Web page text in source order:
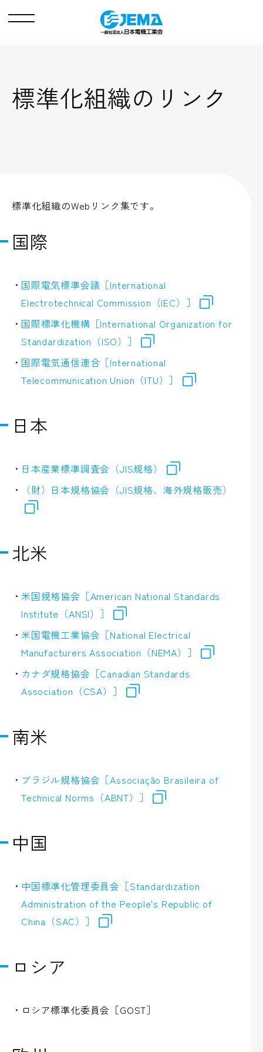
メ
標準化組織のリンク
標準化組織のWebリンク集です。
国際
国際電気標準会議［International
Electrotechnical Commission（IEC）］
国際標準化機構［International Organization for
Standardization（ISO）］
国際電気通信連合［International
Telecommunication Union（ITU）］
日本
日本産業標準調査会（JIS規格）
（財）日本規格協会（JIS規格、海外規格販売）
北米
米国規格協会［American National Standards
Institute（ANSI）］
米国電機工業協会［National Electrical
Manufacturers Association（NEMA）］
カナダ規格協会［Canadian Standards
Association（CSA）］
南米
ブラジル規格協会［Associação Brasileira of
Technical Norms（ABNT）］
中国
中国標準化管理委員会［Standardization
Administration of the People's Republic of
China（SAC）］
ロシア
ロシア標準化委員会［GOST］